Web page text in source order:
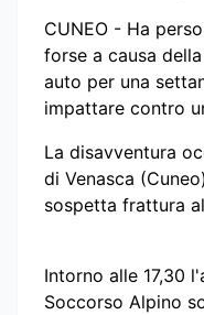
CUNEO - Ha
forse a causa
auto per una
impattare contro
La disavventura
di Venasca
sospetta frattura
Intorno alle 17,30
Soccorso Alpino